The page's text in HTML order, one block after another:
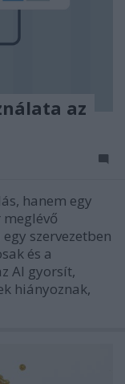
az
hanem egy
szervezetben
és a
AI gyorsít,
hiányoznak,